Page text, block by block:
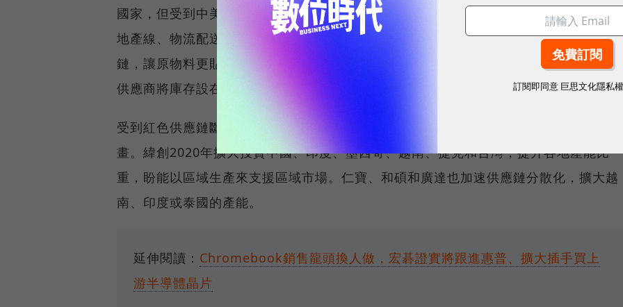
國家，但受到中美貿易戰影響，美國對2500億中國商品加徵25％關稅，以及疫情加深
地產線、物流配送的不穩定。黃昶勳建議，公司應及早至供貨需求高的國家設置短供應
鏈，讓原物料更貼近供貨市場。類似戴爾（Dell）在全球設置裝配廠的概念，要求元件
供應商將庫存設在裝配廠附近，就近為各個市場提供接單生產服務。
受到紅色供應鏈斷鏈與疫情的衝擊，其實台灣多家筆電公司都有布建海外生產基地的計
畫。緯創2020年擴大投資中國、印度、墨西哥、越南、捷克和台灣，提升各地產能比
重，盼能以區域生產來支援區域市場。仁寶、和碩和廣達也加速供應鏈分散化，擴大越
南、印度或泰國的產能。
延伸閱讀： Chromebook銷售龍頭換人做，宏碁證實將跟進惠普、擴大插手買上
游半導體晶片
訂閱即同意 巨思文化隱私